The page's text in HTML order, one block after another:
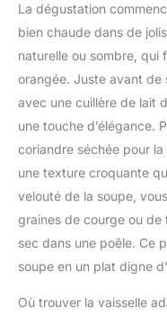
La dégustation
bien chaude dans de jolis
naturelle ou sombre, qui
orangée. Juste avant de
avec une cuillère de lait
une touche d’élégance.
coriandre séchée pour
une texture croquante
velouté de la soupe,
graines de courge ou de
sec dans une poêle. Ce
soupe en un plat digne
Où trouver la vaisselle